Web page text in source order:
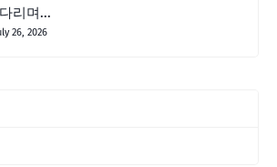
리며...
26, 2026